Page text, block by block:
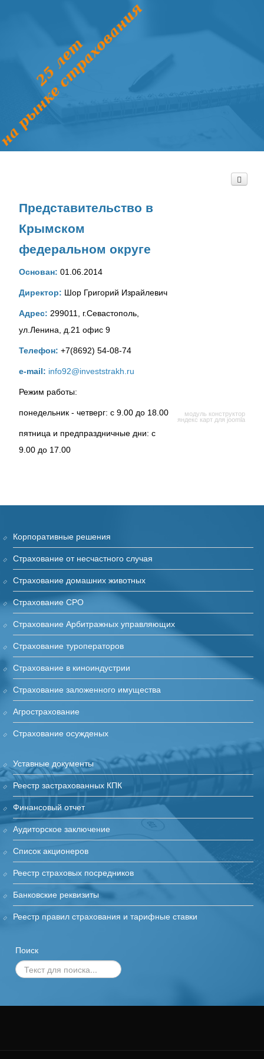
Представительство в
Крымском
федеральном округе
Основан: 01.06.2014
Директор: Шор Григорий Израйлевич
Адрес: 299011, г.Севастополь,
ул.Ленина, д.21 офис 9
Телефон: +7(8692) 54-08-74
е-mail: info92@investstrakh.ru
Режим работы:
понедельник - четверг: с 9.00 до 18.00
пятница и предпраздничные дни: с
9.00 до 17.00
модуль конструктор
яндекс карт для joomla
Корпоративные решения
Страхование от несчастного случая
Страхование домашних животных
Страхование СРО
Страхование Арбитражных управляющих
Страхование туроператоров
Страхование в киноиндустрии
Cтрахование заложенного имущества
Агрострахование
Страхование осужденых
Уставные документы
Реестр застрахованных КПК
Финансовый отчет
Аудиторское заключение
Список акционеров
Реестр страховых посредников
Банковские реквизиты
Реестр правил страхования и тарифные ставки
Поиск